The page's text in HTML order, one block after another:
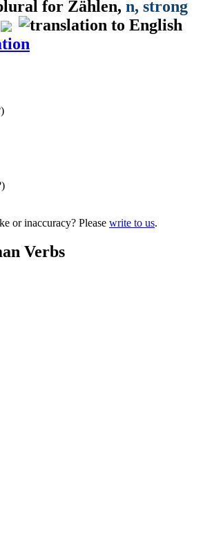
for Zählen, n, strong
or inaccuracy? Please write to us.
Verbs